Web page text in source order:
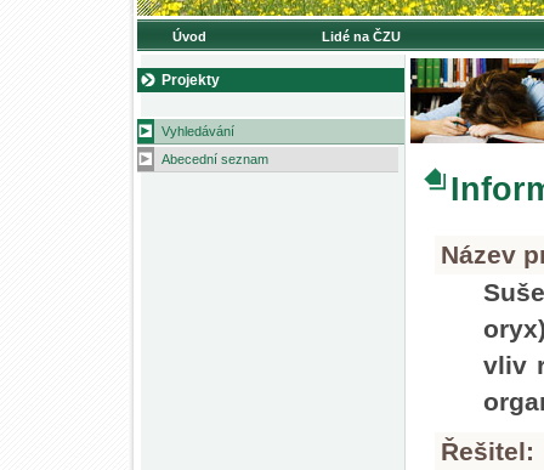
Úvod Lidé na ČZU
Projekty
Vyhledávání
Abecední seznam
Název
vliv
Řešitel: